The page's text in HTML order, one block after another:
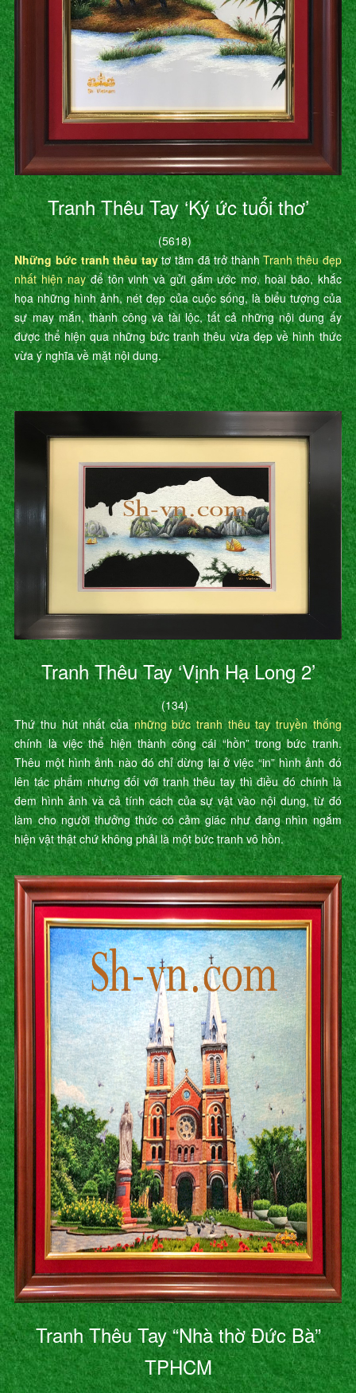
Tranh Thêu Tay ‘Ký ức tuổi thơ’
(5618)
Những bức tranh thêu taytơ tằm đã trở thànhTranh thêu đẹp
nhất hiện nayđể tôn vinh và gửi gắm ước mơ, hoài bão, khắc
họa những hình ảnh, nét đẹp của cuộc sống, là biểu tượng của
sự may mắn, thành công và tài lộc, tất cả những nội dung ấy
được thể hiện qua những bức tranh thêu vừa đẹp về hình thức
vừa ý nghĩa về mặt nội dung.
Tranh Thêu Tay ‘Vịnh Hạ Long 2’
(134)
Thứ thu hút nhất củanhững bức tranh thêu tay truyền thống
chính là việc thể hiện thành công cái “hồn” trong bức tranh.
Thêu một hình ảnh nào đó chỉ dừng lại ở việc “in” hình ảnh đó
lên tác phẩm nhưng đối với tranh thêu tay thì điều đó chính là
đem hình ảnh và cả tính cách của sự vật vào nội dung, từ đó
làm cho người thưởng thức có cảm giác như đang nhìn ngắm
hiện vật thật chứ không phải là một bức tranh vô hồn.
Tranh Thêu Tay “Nhà thờ Đức Bà”
TPHCM